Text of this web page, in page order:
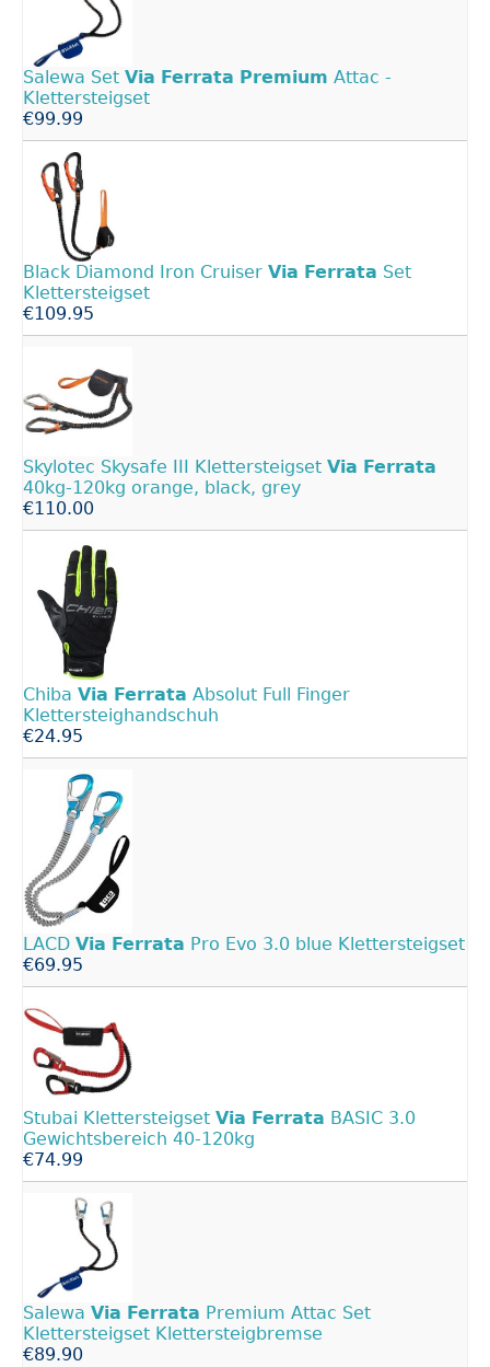
Salewa Set Via Ferrata Premium Attac -
Klettersteigset
€99.99
Black Diamond Iron Cruiser Via Ferrata Set
Klettersteigset
€109.95
Skylotec Skysafe III Klettersteigset Via Ferrata
40kg-120kg orange, black, grey
€110.00
Chiba Via Ferrata Absolut Full Finger
Klettersteighandschuh
€24.95
LACD Via Ferrata Pro Evo 3.0 blue Klettersteigset
€69.95
Stubai Klettersteigset Via Ferrata BASIC 3.0
Gewichtsbereich 40-120kg
€74.99
Salewa Via Ferrata Premium Attac Set
Klettersteigset Klettersteigbremse
€89.90